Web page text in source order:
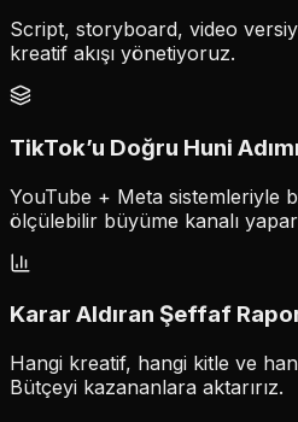
Script, storyboard, video
kreatif akışı yönetiyoruz.
TikTok’u Doğru Huni
YouTube + Meta sistemleriyle
ölçülebilir büyüme kanalı
Karar Aldıran Şeffaf
Hangi kreatif, hangi kitle ve
Bütçeyi kazananlara aktarırız.